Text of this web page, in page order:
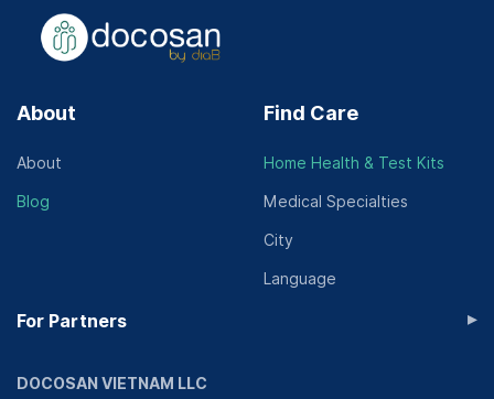
About
About
Blog
Find Care
Home Health & Test Kits
Medical Specialties
City
Language
For Partners ▸
DOCOSAN VIETNAM LLC